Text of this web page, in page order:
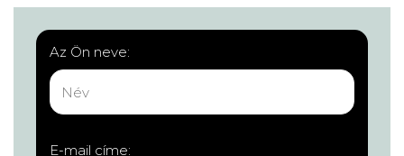
Az Ön neve:
E-mail címe: